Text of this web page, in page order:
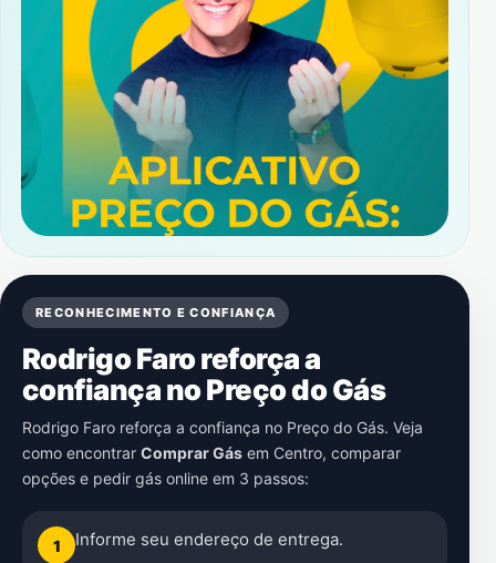
RECONHECIMENTO E CONFIANÇA
Rodrigo Faro reforça a
confiança no Preço do Gás
Rodrigo Faro reforça a confiança no Preço do Gás. Veja
como encontrar Comprar Gás em Centro, comparar
opções e pedir gás online em 3 passos:
1 Informe seu endereço de entrega.